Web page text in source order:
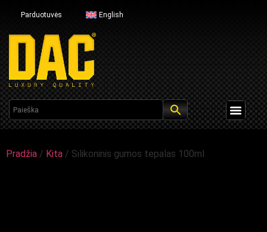
Parduotuvės English
Pradžia / Kita / Silikoninis gumos tepalas 100ml